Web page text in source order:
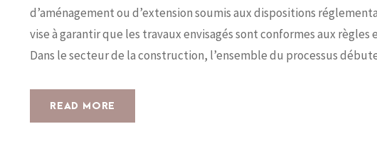
d’aménagement ou d’extension soumis aux dispositions
vise à garantir que les travaux envisagés sont conformes aux
Dans le secteur de la construction, l’ensemble du processus
READ MORE